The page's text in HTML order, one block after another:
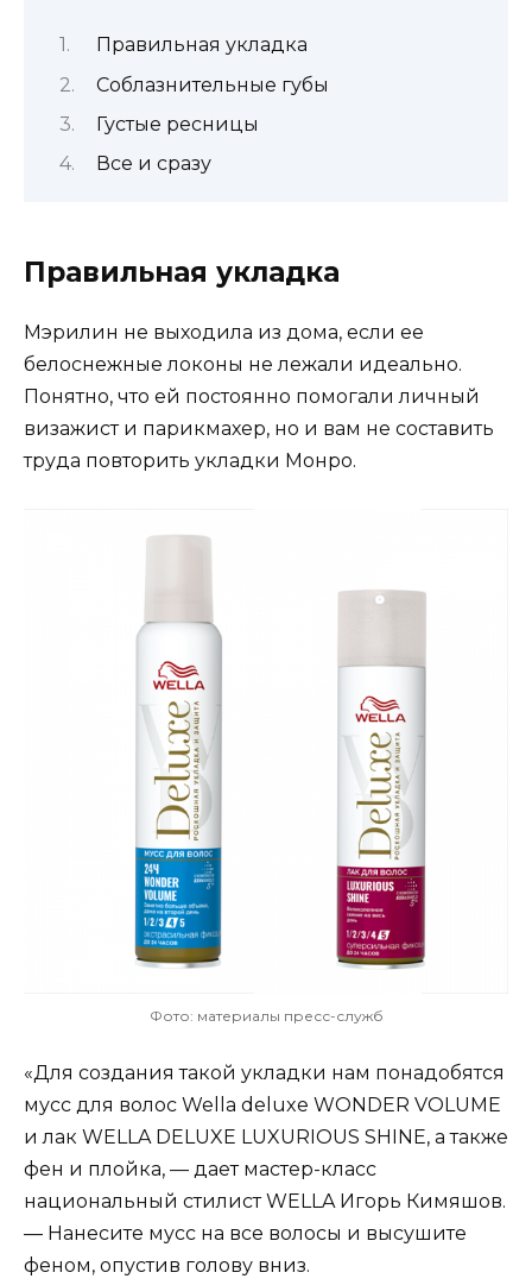
Правильная укладка
Соблазнительные губы
Густые ресницы
Все и сразу
Правильная укладка
Мэрилин не выходила из дома, если ее
белоснежные локоны не лежали идеально.
Понятно, что ей постоянно помогали личный
визажист и парикмахер, но и вам не составить
труда повторить укладки Монро.
Фото: материалы пресс-служб
«Для создания такой укладки нам понадобятся
мусс для волос Wella deluxe WONDER VOLUME
и лак WELLA DELUXE LUXURIOUS SHINE, а также
фен и плойка, — дает мастер-класс
национальный стилист WELLA Игорь Кимяшов.
— Нанесите мусс на все волосы и высушите
феном, опустив голову вниз.